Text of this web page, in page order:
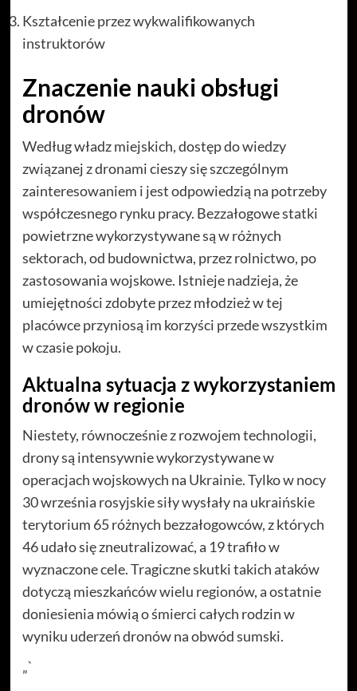
Kształcenie przez wykwalifikowanych
instruktorów
Znaczenie nauki obsługi
dronów
Według władz miejskich, dostęp do wiedzy
związanej z dronami cieszy się szczególnym
zainteresowaniem i jest odpowiedzią na potrzeby
współczesnego rynku pracy. Bezzałogowe statki
powietrzne wykorzystywane są w różnych
sektorach, od budownictwa, przez rolnictwo, po
zastosowania wojskowe. Istnieje nadzieja, że
umiejętności zdobyte przez młodzież w tej
placówce przyniosą im korzyści przede wszystkim
w czasie pokoju.
Aktualna sytuacja z wykorzystaniem
dronów w regionie
Niestety, równocześnie z rozwojem technologii,
drony są intensywnie wykorzystywane w
operacjach wojskowych na Ukrainie. Tylko w nocy
30 września rosyjskie siły wysłały na ukraińskie
terytorium 65 różnych bezzałogowców, z których
46 udało się zneutralizować, a 19 trafiło w
wyznaczone cele. Tragiczne skutki takich ataków
dotyczą mieszkańców wielu regionów, a ostatnie
doniesienia mówią o śmierci całych rodzin w
wyniku uderzeń dronów na obwód sumski.
„`